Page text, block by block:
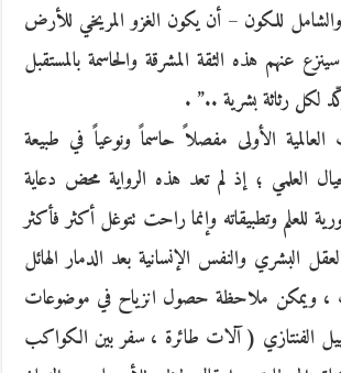
للكون – أن يكون الغزو المريخي للأرض
عنهم هذه الثقة المشرقة والحاسمة بالمستقبل
لكل رثاثة بشرية ..” .
الأولى مفصلاً حاسماً ونوعياً في طبيعة
العلمي ؛ إذ لم تعد هذه الرواية محض دعاية
للعلم وتطبيقاته وإنما راحت تتوغل أكثر فأكثر
البشري والنفس الإنسانية بعد الدمار الهائل
، ويمكن ملاحظة حصول انزياح في موضوعات
الفنتازي ( آلات طائرة ، سفر بين الكواكب